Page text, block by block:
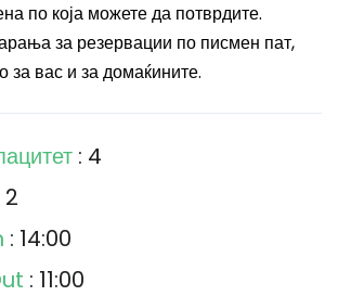
по која можете да потврдите.
за резервации по писмен пат,
за вас и за домаќините.
: 4
2
: 14:00
: 11:00